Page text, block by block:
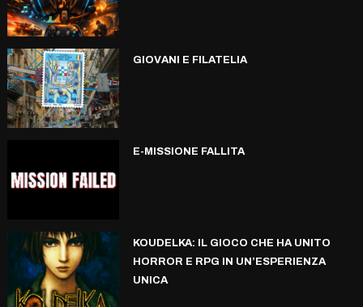
GIOVANI E FILATELIA
E-MISSIONE FALLITA
KOUDELKA: IL GIOCO CHE HA UNITO
HORROR E RPG IN UN’ESPERIENZA
UNICA